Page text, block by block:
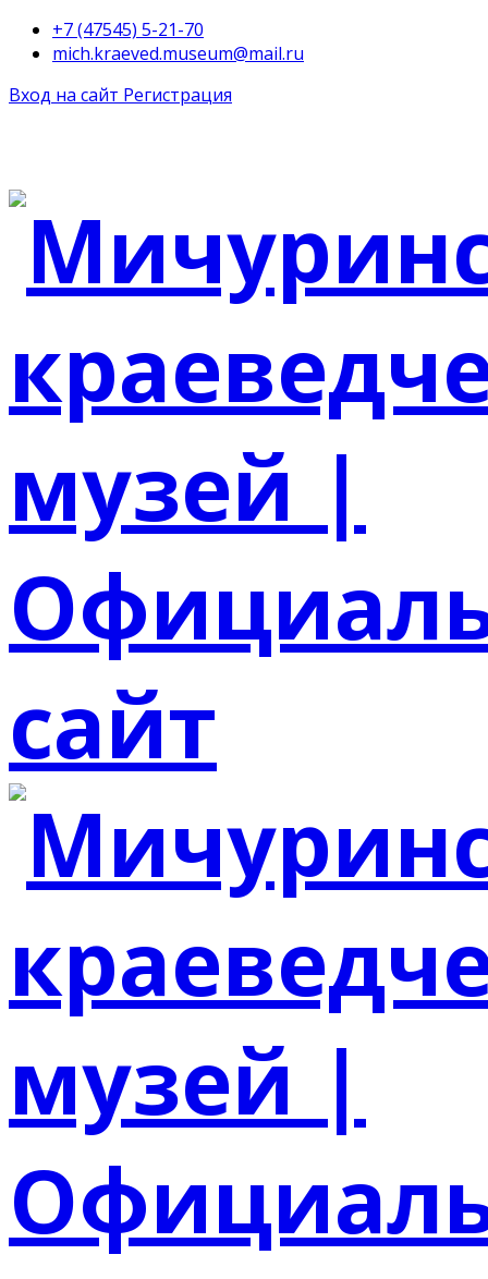
+7 (47545) 5-21-70
mich.kraeved.museum@mail.ru
Вход на сайт Регистрация